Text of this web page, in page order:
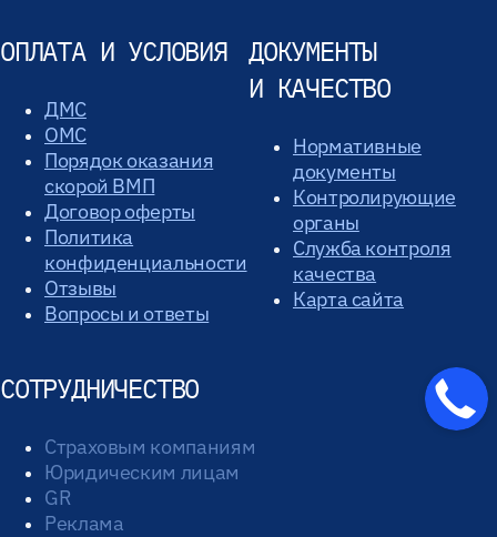
ОПЛАТА И УСЛОВИЯ
ДМС
ОМС
Порядок оказания
скорой ВМП
Договор оферты
Политика
конфиденциальности
Отзывы
Вопросы и ответы
ДОКУМЕНТЫ
И КАЧЕСТВО
Нормативные
документы
Контролирующие
органы
Служба контроля
качества
Карта сайта
СОТРУДНИЧЕСТВО
Страховым компаниям
Юридическим лицам
GR
Реклама